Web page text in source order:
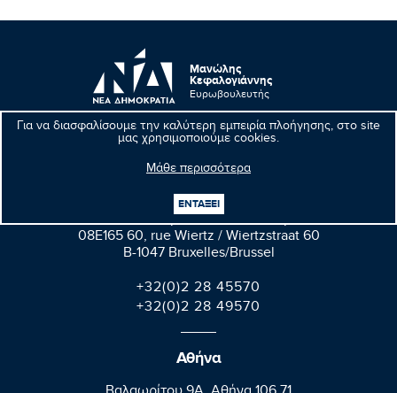
Για να διασφαλίσουμε την καλύτερη εμπειρία πλοήγησης, στο site
μας χρησιμοποιούμε cookies.
Μάθε περισσότερα
ΕΝΤΑΞΕΙ
Μανώλης
Κεφαλογιάννης
Ευρωβουλευτής
Parlement européen Bât. Altiero Spinelli
08E165 60, rue Wiertz / Wiertzstraat 60
B-1047 Bruxelles/Brussel
+32(0)2 28 45570
+32(0)2 28 49570
Αθήνα